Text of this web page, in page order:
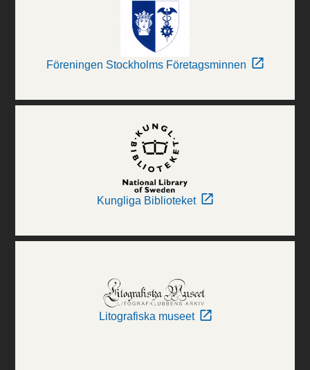
Föreningen Stockholms Företagsminnen
Kungliga Biblioteket
Litografiska museet